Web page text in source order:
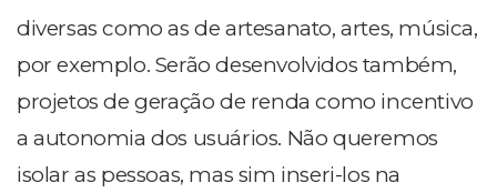
diversas como as de artesanato, artes, música,
por exemplo. Serão desenvolvidos também,
projetos de geração de renda como incentivo
a autonomia dos usuários. Não queremos
isolar as pessoas, mas sim inseri-los na